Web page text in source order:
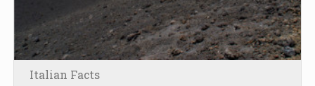
Italian Facts